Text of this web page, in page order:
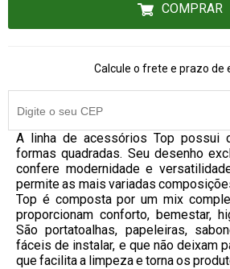
COMPRAR
Calcule o frete e prazo de
A linha de acessórios Top possui
formas quadradas. Seu desenho
confere modernidade e
permite as mais variadas
Top é composta por um mix
proporcionam conforto, bemestar,
São portatoalhas, papeleiras,
fáceis de instalar, e que não deixam
que facilita a limpeza e torna os